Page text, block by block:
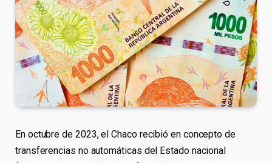
En octubre de 2023, el Chaco recibió en concepto de
transferencias no automáticas del Estado nacional